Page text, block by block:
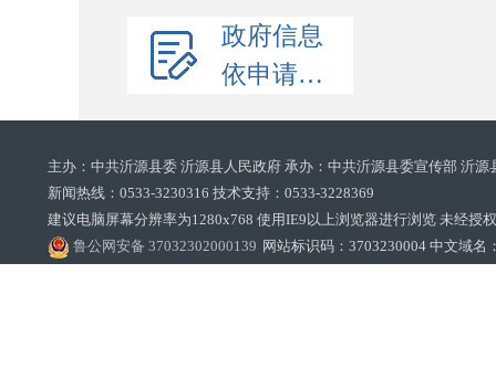
政府信息
依申请公开
主办：中共沂源县委 沂源县人民政府 承办：中共沂源县委宣传部 沂
新闻热线：0533-3230316 技术支持：0533-3228369‌‌
建议电脑屏幕分辨率为1280x768 使用IE9以上浏览器进行浏览 未经授
鲁公网安备 37032302000139 网站标识码：3703230004 中文域名